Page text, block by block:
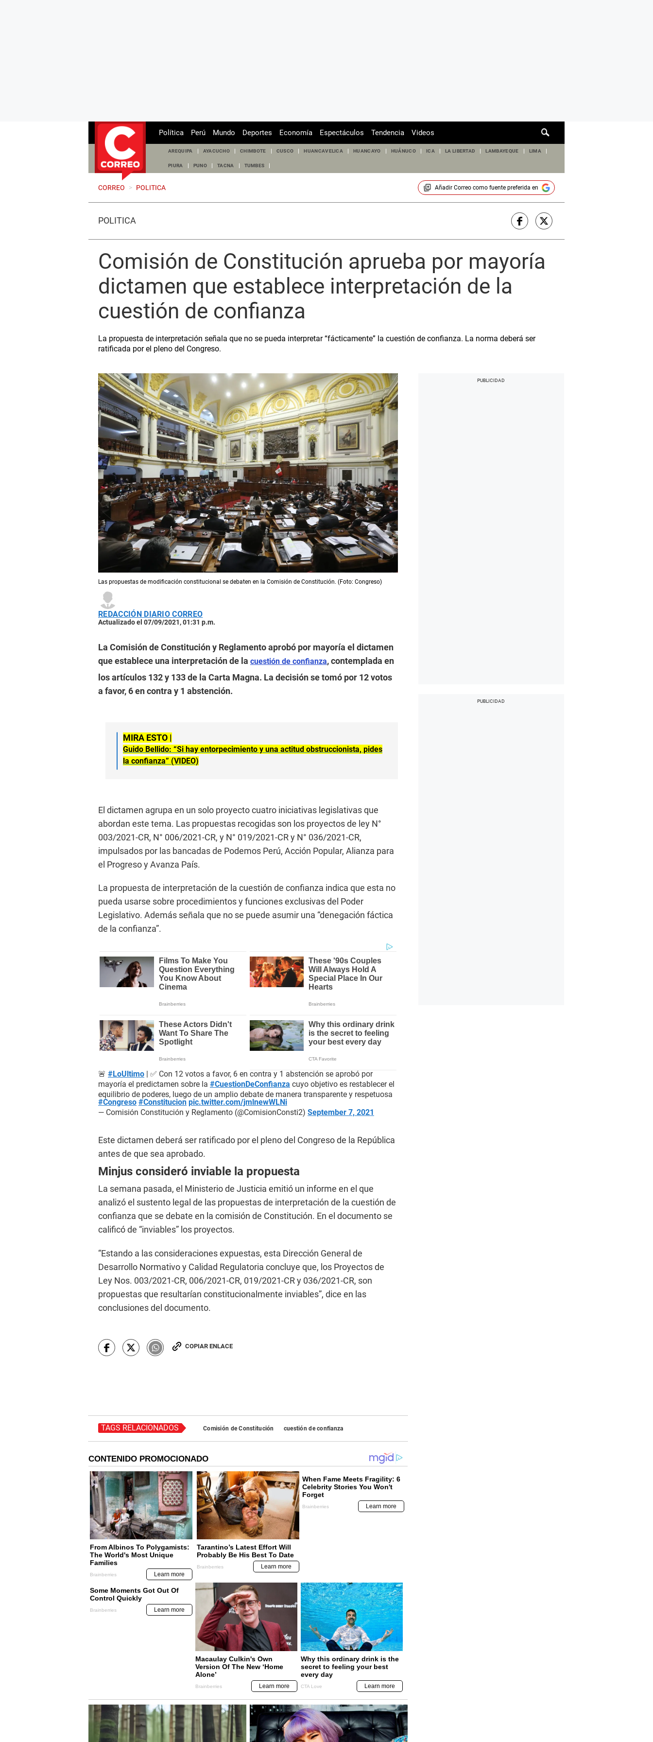
de
Política Perú Mundo Deportes Economía Espectáculos Tendencia Videos
AREQUIPA AYACUCHO CHIMBOTE CUSCO HUANCAVELICA HUANCAYO HUÁNUCO ICA LA LIBERTAD LAMBAYEQUE LIMA
PIURA PUNO TACNA TUMBES
CORREO > POLITICA Añadir Correocomo fuente preferida en
POLÍTICA
Comisión de Constitución aprueba por mayoría
dictamen que establece interpretación de la
cuestión de confianza
La propuesta de interpretación señala que no se pueda interpretar “fácticamente” la cuestión de confianza. La norma deberá ser
ratificada por el pleno del Congreso.
Las propuestas de modificación constitucional se debaten en la Comisión de Constitución. (Foto: Congreso)
REDACCIÓN DIARIO CORREO
Actualizado el 07/09/2021, 01:31 p.m.
La Comisión de Constitución y Reglamento aprobó por mayoría el dictamen
que establece una interpretación de la cuestión de confianza, contemplada en
los artículos 132 y 133 de la Carta Magna. La decisión se tomó por 12 votos
a favor, 6 en contra y 1 abstención.
MIRA ESTO |
Guido Bellido: “Si hay entorpecimiento y una actitud obstruccionista, pides
la confianza” (VIDEO)
El dictamen agrupa en un solo proyecto cuatro iniciativas legislativas que
abordan este tema. Las propuestas recogidas son los proyectos de ley N°
003/2021-CR, N° 006/2021-CR, y N° 019/2021-CR y N° 036/2021-CR,
impulsados por las bancadas de Podemos Perú, Acción Popular, Alianza para
el Progreso y Avanza País.
La propuesta de interpretación de la cuestión de confianza indica que esta no
pueda usarse sobre procedimientos y funciones exclusivas del Poder
Legislativo. Además señala que no se puede asumir una “denegación fáctica
de la confianza”.
🚨 #LoUltimo | ✅ Con 12 votos a favor, 6 en contra y 1 abstención se aprobó por
mayoría el predictamen sobre la #CuestionDeConfianza cuyo objetivo es restablecer el
equilibrio de poderes, luego de un amplio debate de manera transparente y respetuosa
#Congreso #Constitucion pic.twitter.com/jmlnewWLNi
— Comisión Constitución y Reglamento (@ComisionConsti2) September 7, 2021
Este dictamen deberá ser ratificado por el pleno del Congreso de la República
antes de que sea aprobado.
Minjus consideró inviable la propuesta
La semana pasada, el Ministerio de Justicia emitió un informe en el que
analizó el sustento legal de las propuestas de interpretación de la cuestión de
confianza que se debate en la comisión de Constitución. En el documento se
calificó de “inviables” los proyectos.
“Estando a las consideraciones expuestas, esta Dirección General de
Desarrollo Normativo y Calidad Regulatoria concluye que, los Proyectos de
Ley Nos. 003/2021-CR, 006/2021-CR, 019/2021-CR y 036/2021-CR, son
propuestas que resultarían constitucionalmente inviables”, dice en las
conclusiones del documento.
COPIAR ENLACE
TAGS RELACIONADOS Comisión de Constitución cuestión de confianza